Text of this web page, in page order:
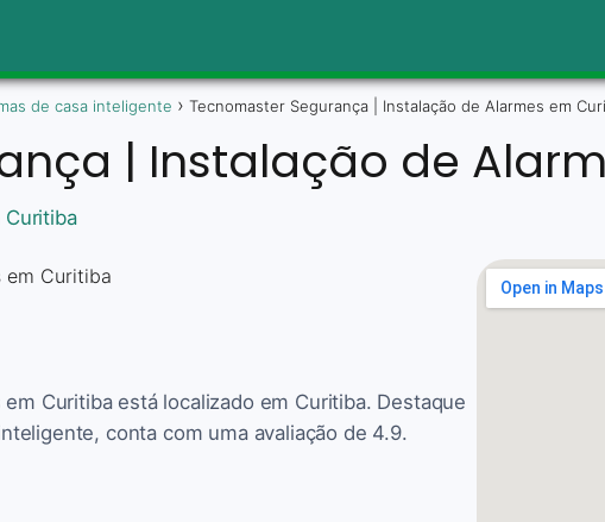
de casa inteligente Tecnomaster Segurança | Instalação de Alarmes em
| Instalação de
Curitiba
Curitiba está localizado em Curitiba. Destaque
conta com uma avaliação de 4.9.